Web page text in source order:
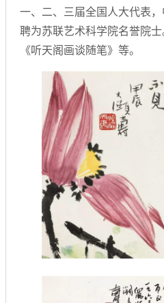
一、二、三届全国人大代表
聘为苏联艺术科学院名誉院士
《听天阁画谈随笔》等。